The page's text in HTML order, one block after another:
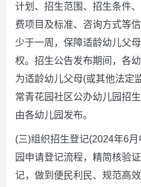
计划、招生范围、招生条件
费项目及标准、咨询方式等
少于一周，保障适龄幼儿父
权。招生公告发布期间，各
为适龄幼儿父母(或其他法定
常青花园社区公办幼儿园招
由各幼儿园发布。
(三)组织招生登记(2024年6
园申请登记流程，精简核验
记，做到便民利民、规范高